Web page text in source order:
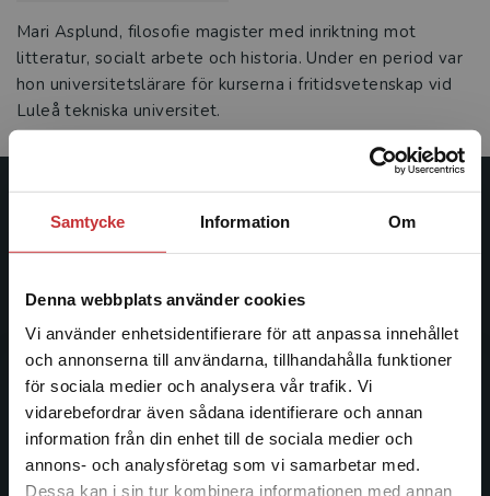
Samtycke Information Om
Denna webbplats använder cookies
Vi använder enhetsidentifierare för att anpassa innehållet
och annonserna till användarna, tillhandahålla funktioner
för sociala medier och analysera vår trafik. Vi
vidarebefordrar även sådana identifierare och annan
information från din enhet till de sociala medier och
annons- och analysföretag som vi samarbetar med.
Dessa kan i sin tur kombinera informationen med annan
Begränsad fraktregion
Mari Asplund, filosofie magister med inriktning mot
litteratur, socialt arbete och historia. Under en period var
hon universitetslärare för kurserna i fritidsvetenskap vid
Luleå tekniska universitet.
Studentlitteratur
ledande utbildningsförlag. Med läromedel, kurslitteratur,
facklitteratur, utbildningar och digitala
informationstjänster i utbudet, finns Studentlitteratur med
längs hela kunskapsresan.
Kontakta oss
Kontakta oss